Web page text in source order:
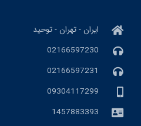
ایران - تهران - توحید
02166597230
02166597231
09304117299
1457883393